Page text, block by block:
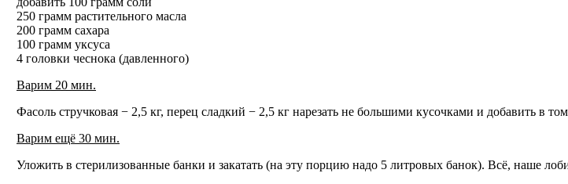
250 грамм растительного масла
200 грамм сахара
100 грамм уксуса
4 головки чеснока (давленного)
Варим 20 мин.
Фасоль стручковая − 2,5 кг, перец сладкий − 2,5 кг нарезать не большими кусочками и добавить в
Варим ещё 30 мин.
Уложить в стерилизованные банки и закатать (на эту порцию надо 5 литровых банок). Всё, наше